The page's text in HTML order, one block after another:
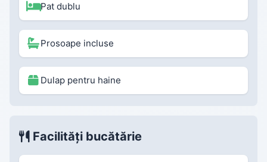
Pat dublu
Prosoape incluse
Dulap pentru haine
Facilități bucătărie